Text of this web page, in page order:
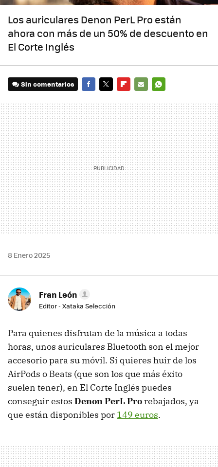
Los auriculares Denon PerL Pro están
ahora con más de un 50% de descuento en
El Corte Inglés
Sin comentarios
MAIL
8 Enero 2025
Fran León
Editor - Xataka Selección
Para quienes disfrutan de la música a todas
horas, unos auriculares Bluetooth son el mejor
accesorio para su móvil. Si quieres huir de los
AirPods o Beats (que son los que más éxito
suelen tener), en El Corte Inglés puedes
conseguir estos Denon PerL Pro rebajados, ya
que están disponibles por 149 euros.